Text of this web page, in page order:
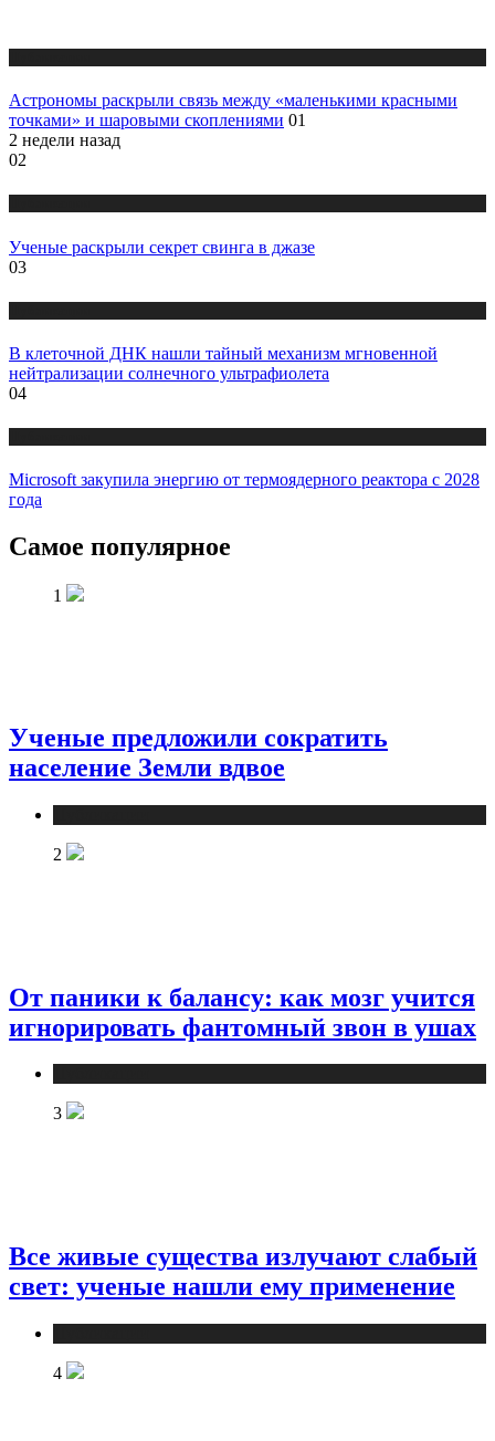
Астрономы раскрыли связь между «маленькими красными
точками» и шаровыми скоплениями 01
2 недели назад
02
Ученые раскрыли секрет свинга в джазе
03
В клеточной ДНК нашли тайный механизм мгновенной
нейтрализации солнечного ультрафиолета
04
Microsoft закупила энергию от термоядерного реактора с 2028
года
Самое популярное
1
Ученые предложили сократить
население Земли вдвое
2
От паники к балансу: как мозг учится
игнорировать фантомный звон в ушах
3
Все живые существа излучают слабый
свет: ученые нашли ему применение
4